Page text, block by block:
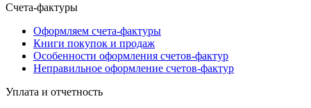
Счета-фактуры
Оформляем счета-фактуры
Книги покупок и продаж
Особенности оформления счетов-фактур
Неправильное оформление счетов-фактур
Уплата и отчетность